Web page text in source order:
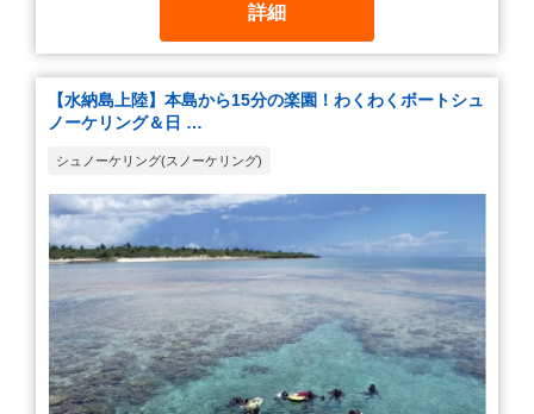
詳細
【水納島上陸】本島から15分の楽園！わくわくボートシュ
ノーケリング＆日 …
シュノーケリング(スノーケリング)